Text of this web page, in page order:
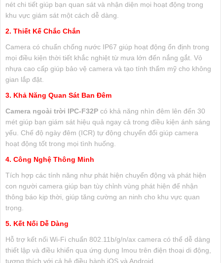
nét chi tiết giúp bạn quan sát và nhận diện mọi hoạt động trong
khu vực giám sát một cách dễ dàng.
2. Thiết Kế Chắc Chắn
Camera có chuẩn chống nước IP67 giúp hoạt động ổn định trong
mọi điều kiện thời tiết khắc nghiệt từ mưa lớn đến nắng gắt. Vỏ
nhựa cao cấp giúp bảo vệ camera và tạo tính thẩm mỹ cho không
gian lắp đặt.
3. Khả Năng Quan Sát Ban Đêm
Camera ngoài trời IPC-F32P có khả năng nhìn đêm lên đến 30
mét giúp bạn giám sát hiệu quả ngay cả trong điều kiện ánh sáng
yếu. Chế độ ngày đêm (ICR) tự động chuyển đổi giúp camera
hoạt động tốt trong mọi tình huống.
4. Công Nghệ Thông Minh
Tích hợp các tính năng như phát hiện chuyển động và phát hiện
con người camera giúp bạn tùy chỉnh vùng phát hiện để nhận
thông báo kịp thời, giúp tăng cường an ninh cho khu vực quan
trọng.
5. Kết Nối Dễ Dàng
Hỗ trợ kết nối Wi-Fi chuẩn 802.11b/g/n/ax camera có thể dễ dàng
thiết lập và điều khiển qua ứng dụng Imou trên điện thoại di động,
tương thích với cả hệ điều hành iOS và Android.